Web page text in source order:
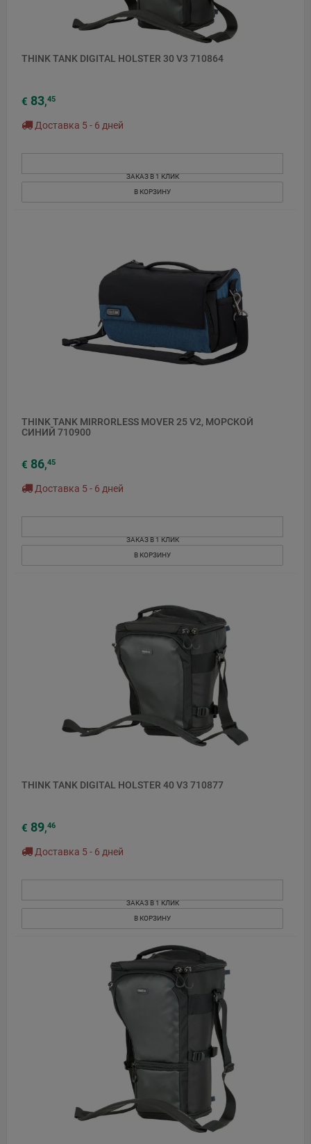
THINK TANK DIGITAL HOLSTER 30 V3 710864
€ 83,45
Доставка 5 - 6 дней
ЗАКАЗ В 1 КЛИК
В КОРЗИНУ
THINK TANK MIRRORLESS MOVER 25 V2, МОРСКОЙ
СИНИЙ 710900
€ 86,45
Доставка 5 - 6 дней
ЗАКАЗ В 1 КЛИК
В КОРЗИНУ
THINK TANK DIGITAL HOLSTER 40 V3 710877
€ 89,46
Доставка 5 - 6 дней
ЗАКАЗ В 1 КЛИК
В КОРЗИНУ